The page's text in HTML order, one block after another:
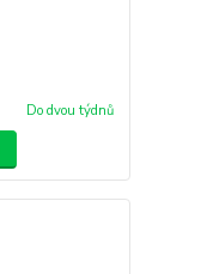
Do dvou týdnů